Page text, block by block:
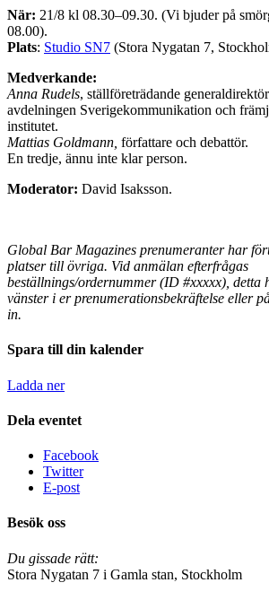
När: 21/8 kl 08.30–09.30. (Vi bjuder på
08.00).
Plats: Studio SN7 (Stora Nygatan 7,
Medverkande:
Anna Rudels, ställföreträdande
avdelningen Sverigekommunikation och
institutet.
Mattias Goldmann, författare och debattör.
En tredje, ännu inte klar person.
Moderator: David Isaksson.
Global Bar Magazines prenumeranter har
platser till övriga. Vid anmälan efterfrågas
beställnings/ordernummer (ID #xxxxx), detta
vänster i er prenumerationsbekräftelse eller
in.
Spara till din kalender
Ladda ner
Dela eventet
Facebook
Twitter
E-post
Besök oss
Du gissade rätt:
Stora Nygatan 7 i Gamla stan, Stockholm